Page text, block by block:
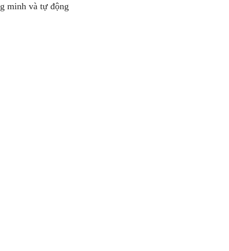
minh và tự động